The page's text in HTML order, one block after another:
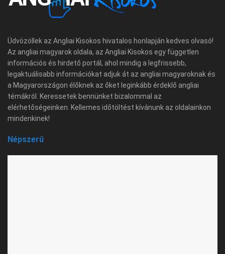
Üdvözöllek az Angliai Kisokos hivatalos honlapján kedves olvasó!
Az angliai magyarok oldala, az Angliai Kisokos egy független
információs és hirdető portál, ahol mindig a legfrissebb,
legaktuálisabb információkat adjuk át az angliai magyaroknak és
a Magyarországon élőknek az őket leginkább érdeklő angliai
témákról. Keressetek bennünket bizalommal az
elérhetőségeinken. Kellemes időtöltést kívánunk az oldalainkon
mindenkinek!
Népszerű